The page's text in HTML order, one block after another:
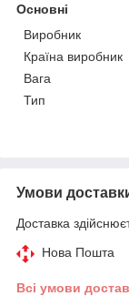
Основні
Виробник
Країна виробник
Вага
Тип
Умови
Доставка
Нова Пошта
Всі умови